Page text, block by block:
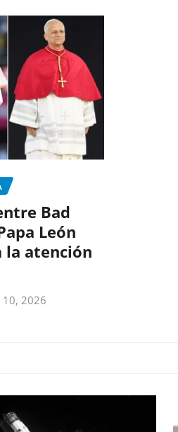
Bad
León
la atención
10, 2026